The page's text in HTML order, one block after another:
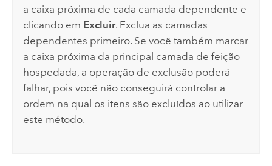
a caixa próxima de cada camada dependente e
clicando em Excluir. Exclua as camadas
dependentes primeiro. Se você também marcar
a caixa próxima da principal camada de feição
hospedada, a operação de exclusão poderá
falhar, pois você não conseguirá controlar a
ordem na qual os itens são excluídos ao utilizar
este método.